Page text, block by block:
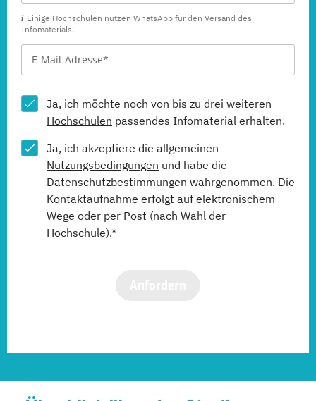
Einige Hochschulen nutzen WhatsApp für den Versand des
Infomaterials.
Ja, ich möchte noch von bis zu drei weiteren
Hochschulen passendes Infomaterial erhalten.
Ja, ich akzeptiere die allgemeinen
Nutzungsbedingungen und habe die
Datenschutzbestimmungen wahrgenommen. Die
Kontaktaufnahme erfolgt auf elektronischem
Wege oder per Post (nach Wahl der
Hochschule).*